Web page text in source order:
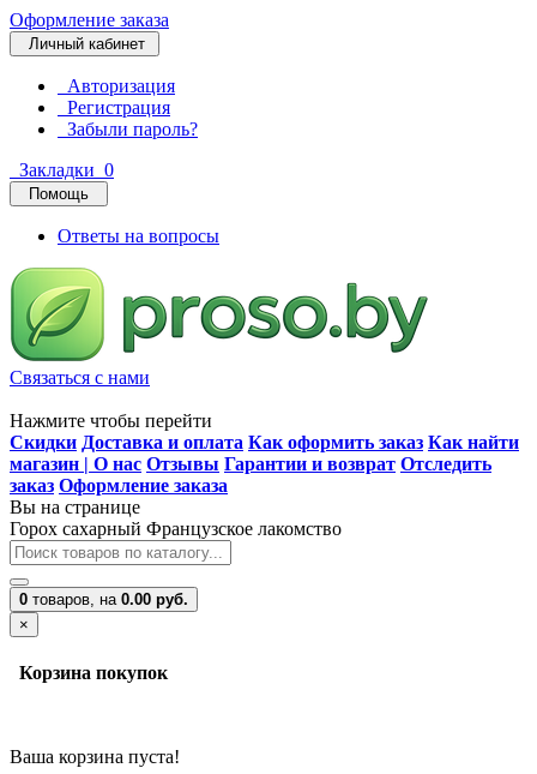
Оформление заказа
Личный кабинет
Авторизация
Регистрация
Забыли пароль?
Закладки 0
Помощь
Ответы на вопросы
Связаться с нами
Нажмите чтобы перейти
Скидки Доставка и оплата Как оформить заказ Как найти
магазин | О нас Отзывы Гарантии и возврат Отследить
заказ Оформление заказа
Вы на странице
Горох сахарный Французское лакомство
0 товаров, на 0.00 руб.
×
Корзина покупок
Ваша корзина пуста!